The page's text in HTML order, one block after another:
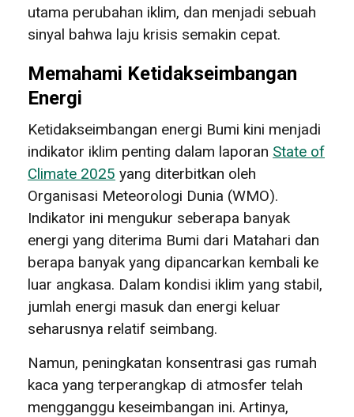
utama perubahan iklim, dan menjadi sebuah
sinyal bahwa laju krisis semakin cepat.
Memahami Ketidakseimbangan
Energi
Ketidakseimbangan energi Bumi kini menjadi
indikator iklim penting dalam laporan State of
Climate 2025 yang diterbitkan oleh
Organisasi Meteorologi Dunia (WMO).
Indikator ini mengukur seberapa banyak
energi yang diterima Bumi dari Matahari dan
berapa banyak yang dipancarkan kembali ke
luar angkasa. Dalam kondisi iklim yang stabil,
jumlah energi masuk dan energi keluar
seharusnya relatif seimbang.
Namun, peningkatan konsentrasi gas rumah
kaca yang terperangkap di atmosfer telah
mengganggu keseimbangan ini. Artinya,